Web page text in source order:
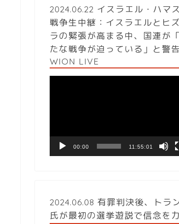
2024.06.22 イスラエル・ハマ
戦争生中継：イスラエルとヒ
ラの緊張が高まる中、国連が
たな戦争が迫っている」と警告
WION LIVE
ヤ
00:00 11:55:01
2024.06.08 有罪判決後、トラ
氏が最初の選挙遊説で信念を